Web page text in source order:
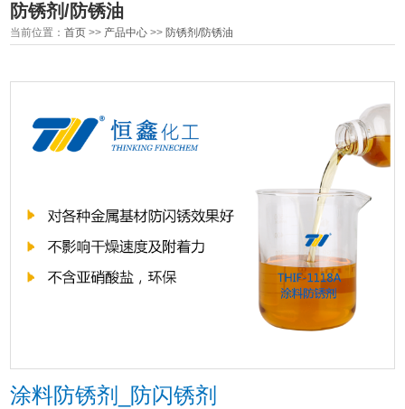
防锈剂/防锈油
当前位置：首页 >> 产品中心 >> 防锈剂/防锈油
涂料防锈剂_防闪锈剂